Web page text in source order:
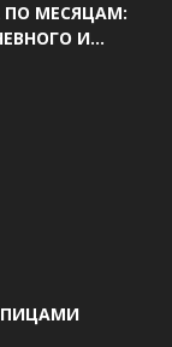
ПО МЕСЯЦАМ:
И...